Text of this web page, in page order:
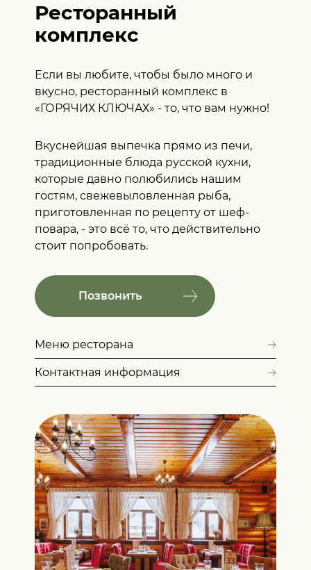
Ресторанный
комплекс
Если вы любите, чтобы было много и
вкусно, ресторанный комплекс в
«ГОРЯЧИХ КЛЮЧАХ» - то, что вам нужно!
Вкуснейшая выпечка прямо из печи,
традиционные блюда русской кухни,
которые давно полюбились нашим
гостям, свежевыловленная рыба,
приготовленная по рецепту от шеф-
повара, - это всё то, что действительно
стоит попробовать.
Позвонить
Меню ресторана
Контактная информация